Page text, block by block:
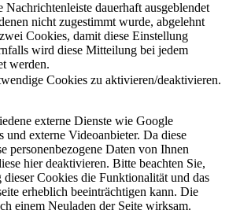
dauerhaft ausgeblendet
nicht zugestimmt wurde, abgelehnt
Cookies, damit diese Einstellung
wird diese Mitteilung bei jedem
werden.
Cookies zu aktivieren/deaktivieren.
externe Dienste wie Google
und externe Videoanbieter. Da diese
personenbezogene Daten von Ihnen
hier deaktivieren. Bitte beachten Sie,
dieser Cookies die Funktionalität und das
erheblich beeinträchtigen kann. Die
einem Neuladen der Seite wirksam.